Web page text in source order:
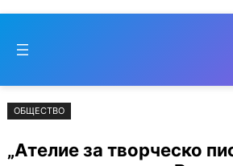
съдържанието
to
ОБЩЕСТВО
„Ателие за творческо